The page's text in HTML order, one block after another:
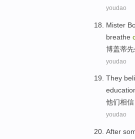
youdao
Mister
breathe
博盖蒂先
youdao
They
他们相信
youdao
After